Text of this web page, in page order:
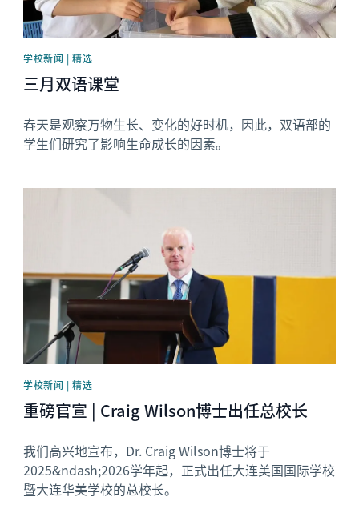
学校新闻 | 精选
三月双语课堂
春天是观察万物生长、变化的好时机，因此，双语部的
学生们研究了影响生命成长的因素。
学校新闻 | 精选
重磅官宣 | Craig Wilson博士出任总校长
我们高兴地宣布，Dr. Craig Wilson博士将于
2025&ndash;2026学年起，正式出任大连美国国际学校
暨大连华美学校的总校长。